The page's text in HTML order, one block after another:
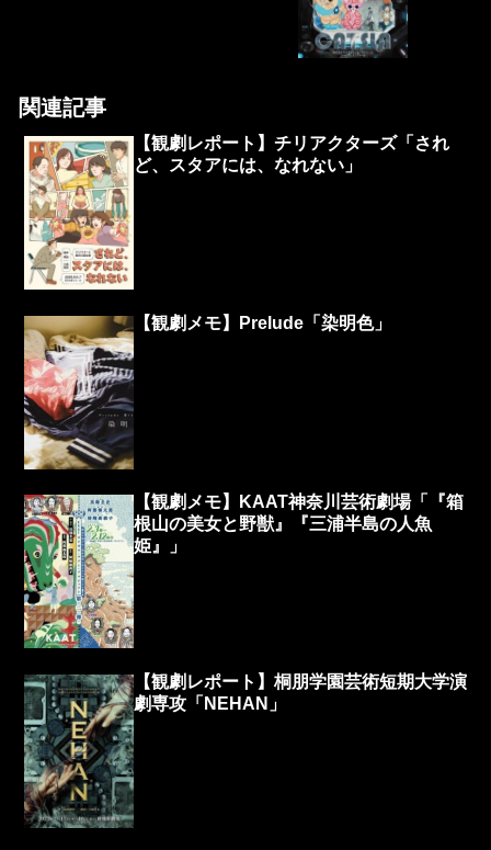
関連記事
【観劇レポート】チリアクターズ「され
ど、スタアには、なれない」
【観劇メモ】Prelude「染明色」
【観劇メモ】KAAT神奈川芸術劇場「『箱
根山の美女と野獣』『三浦半島の人魚
姫』」
【観劇レポート】桐朋学園芸術短期大学演
劇専攻「NEHAN」